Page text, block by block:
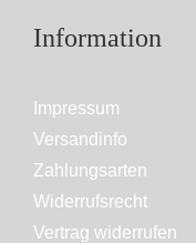
Information
Impressum
Versandinfo
Zahlungsarten
Widerrufsrecht
Vertrag widerrufen